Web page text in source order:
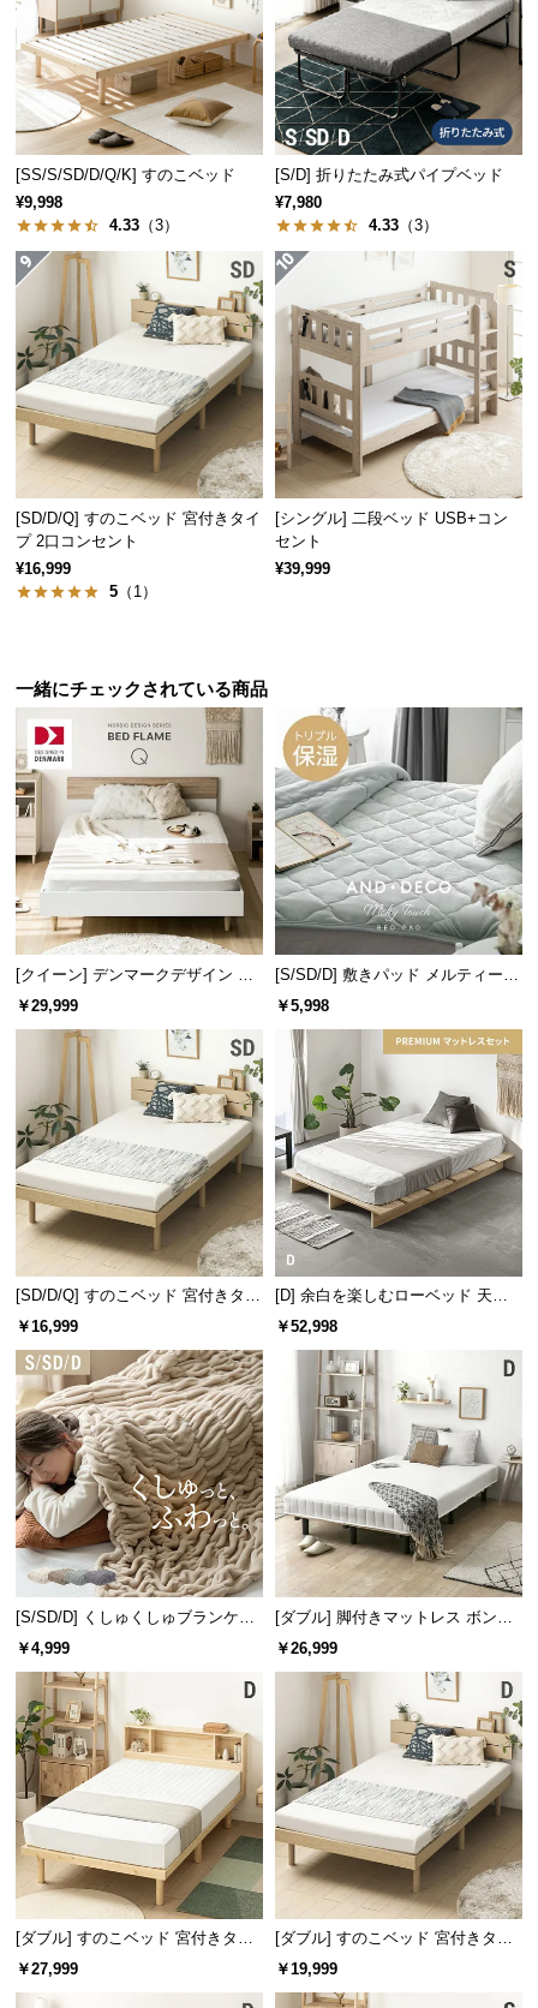
お
知
ら
せ
ブ
ロ
企
業
報
o.,
こだわりの背面化粧仕上げ
ヘッドボード背面も同一の板材で仕上げています。どこから見ても美
しく、お部屋の雰囲気を損ねません。
ぬくもりあふれる天然木脚
脚部には高い耐久性を誇るオーク材を使用。天然木のやわらかな木目
がぬくもりを感じさせます。
[SS/S/SD/D/Q/K] すのこベッド
¥9,998
4.33 （3）
[S/D] 折りたたみ式パイプベッド
¥7,980
4.33 （3）
[SD/D/Q] すのこベッド 宮付きタイ
プ 2口コンセント
¥16,999
5 （1）
[シングル] 二段ベッド USB+コン
セント
¥39,999
一緒にチェックされている商品
[クイーン] デンマークデザイン ベ
ッドフレーム 木目調
￥29,999
[S/SD/D] 敷きパッド メルティータ
ッチ マイクロファイバー
￥5,998
[SD/D/Q] すのこベッド 宮付きタイ
プ 2口コンセント
￥16,999
[D] 余白を楽しむローベッド 天然
木調 ステージベッド プレミアムマ
￥52,998
[S/SD/D] くしゅくしゅブランケッ
トフランネルタイプ
￥4,999
[ダブル] 脚付きマットレス ボンネ
ルコイル やさしい肌触り コンパク
￥26,999
[ダブル] すのこベッド 宮付きタイ
プ
￥27,999
[ダブル] すのこベッド 宮付きタイ
プ 2口コンセント
￥19,999